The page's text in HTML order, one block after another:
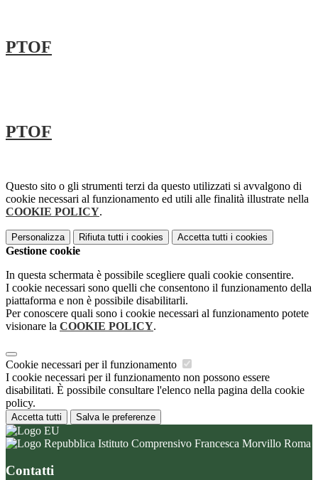
PTOF
PTOF
Questo sito o gli strumenti terzi da questo utilizzati si avvalgono di
cookie necessari al funzionamento ed utili alle finalità illustrate nella
COOKIE POLICY.
Personalizza Rifiuta tutti i cookies Accetta tutti i cookies
Gestione cookie
In questa schermata è possibile scegliere quali cookie consentire.
I cookie necessari sono quelli che consentono il funzionamento della
piattaforma e non è possibile disabilitarli.
Per conoscere quali sono i cookie necessari al funzionamento potete
visionare la COOKIE POLICY.
Cookie necessari per il funzionamento
I cookie necessari per il funzionamento non possono essere
disabilitati. È possibile consultare l'elenco nella pagina della cookie
policy.
Accetta tutti Salva le preferenze
Istituto Comprensivo Francesca Morvillo Roma
Contatti